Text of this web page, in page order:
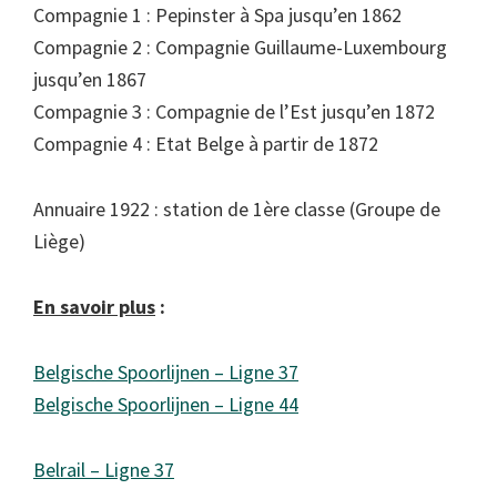
Compagnie 1 : Pepinster à Spa jusqu’en 1862
Compagnie 2 : Compagnie Guillaume-Luxembourg
jusqu’en 1867
Compagnie 3 : Compagnie de l’Est jusqu’en 1872
Compagnie 4 : Etat Belge à partir de 1872
Annuaire 1922 : station de 1ère classe (Groupe de
Liège)
En savoir plus :
Belgische Spoorlijnen – Ligne 37
Belgische Spoorlijnen – Ligne 44
Belrail – Ligne 37